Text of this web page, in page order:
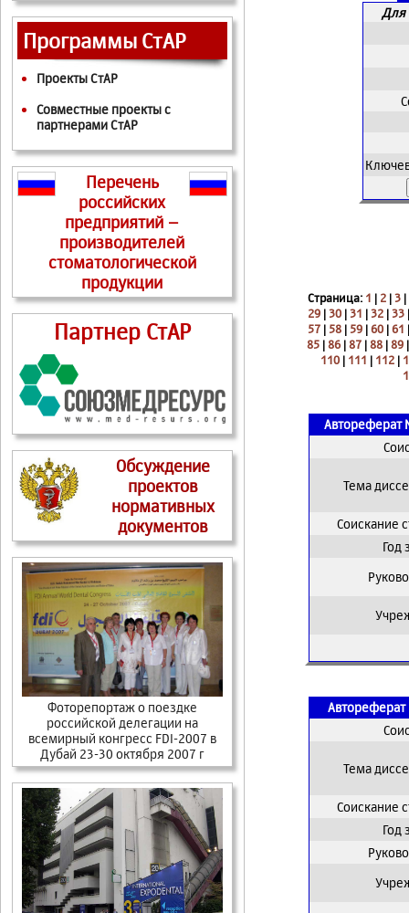
Программы СтАР
Проекты СтАР
Совместные проекты с
партнерами СтАР
Перечень
российских
предприятий –
производителей
стоматологической
продукции
Партнер СтАР
Обсуждение
проектов
нормативных
документов
Фоторепортаж о поездке
российской делегации на
всемирный конгресс FDI-2007 в
Дубай 23-30 октября 2007 г
Для
Страница: 1 | 2 |3 |
29 |30 |31 |32 |33
57 | 58 | 59 |60 |61
85 |86 |87 |88 |89
110 | 111 | 112 |
Автореферат
Тема
Соискание
Год
Автореферат
Тема
Соискание
Год